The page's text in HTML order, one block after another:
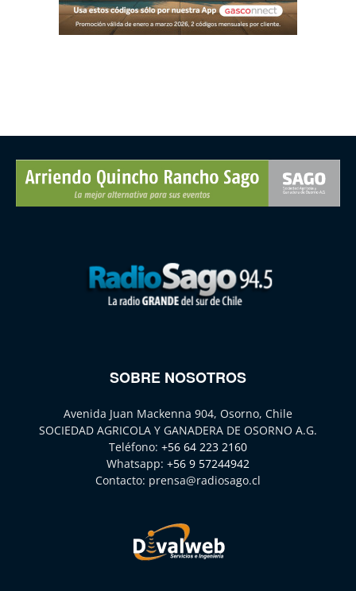
SOBRE NOSOTROS
Avenida Juan Mackenna 904, Osorno, Chile
SOCIEDAD AGRICOLA Y GANADERA DE OSORNO A.G.
Teléfono: +56 64 223 2160
Whatsapp: +56 9 57244942
Contacto: prensa@radiosago.cl